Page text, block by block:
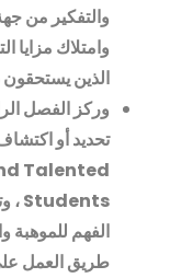
والتفكير من
وامتلاك مزايا
الذين
وركز الفصل
تحديد أو
Talented
Students،
الفهم للموهبة
طريق العمل